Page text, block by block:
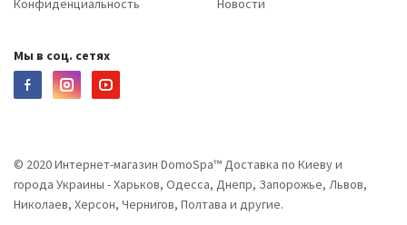
Конфиденциальность
Новости
Мы в соц. сетях
© 2020 Интернет-магазин DomoSpa™ Доставка по Киеву и
города Украины - Харьков, Одесса, Днепр, Запорожье, Львов,
Николаев, Херсон, Чернигов, Полтава и другие.